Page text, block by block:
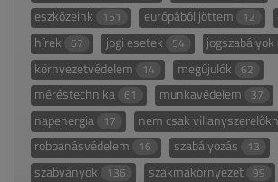
eszközeink 151 európából jöttem 12
hírek 67 jogi esetek 54 jogszabályok
környezetvédelem 14 megújulók 62
méréstechnika 61 munkavédelem 37
napenergia 17 nem csak
robbanásvédelem 16 szabályozás 13
szabványok 136 szakmakörnyezet 99